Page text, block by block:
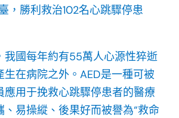
，勝利救治102名心跳驟停患
國每年約有55萬人心源性猝逝
生在病院之外。AED是一種可被
應用于挽救心跳驟停患者的醫療
、易操縱、後果好而被譽為“救命